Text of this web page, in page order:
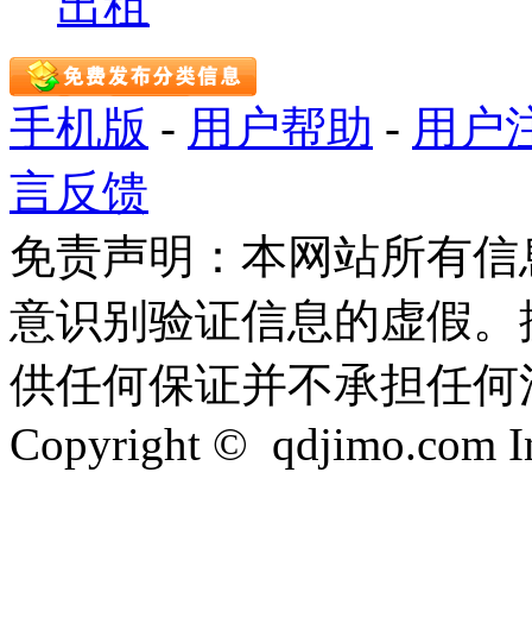
手机版 - 用户帮助 - 用户
言反馈
免责声明：本网站所有
意识别验证信息的虚假
供任何保证并不承担任
Copyright © qdjimo.com